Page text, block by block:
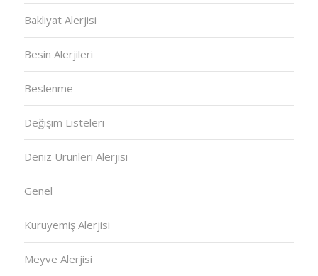
Bakliyat Alerjisi
Besin Alerjileri
Beslenme
Değişim Listeleri
Deniz Ürünleri Alerjisi
Genel
Kuruyemiş Alerjisi
Meyve Alerjisi